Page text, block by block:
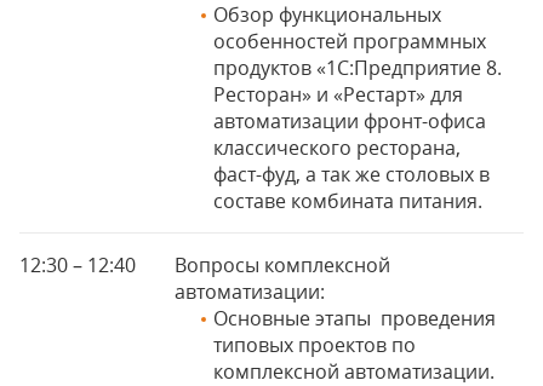
Обзор функциональных
особенностей программных
продуктов «1С:Предприятие 8.
Ресторан» и «Рестарт» для
автоматизации фронт-офиса
классического ресторана,
фаст-фуд, а так же столовых в
составе комбината питания.
12:30 – 12:40
Вопросы комплексной
автоматизации:
Основные этапы проведения
типовых проектов по
комплексной автоматизации.